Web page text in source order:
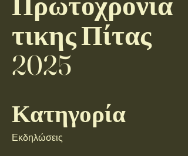
τικης Πίτας
2025
Κατηγορία
Εκδηλώσεις